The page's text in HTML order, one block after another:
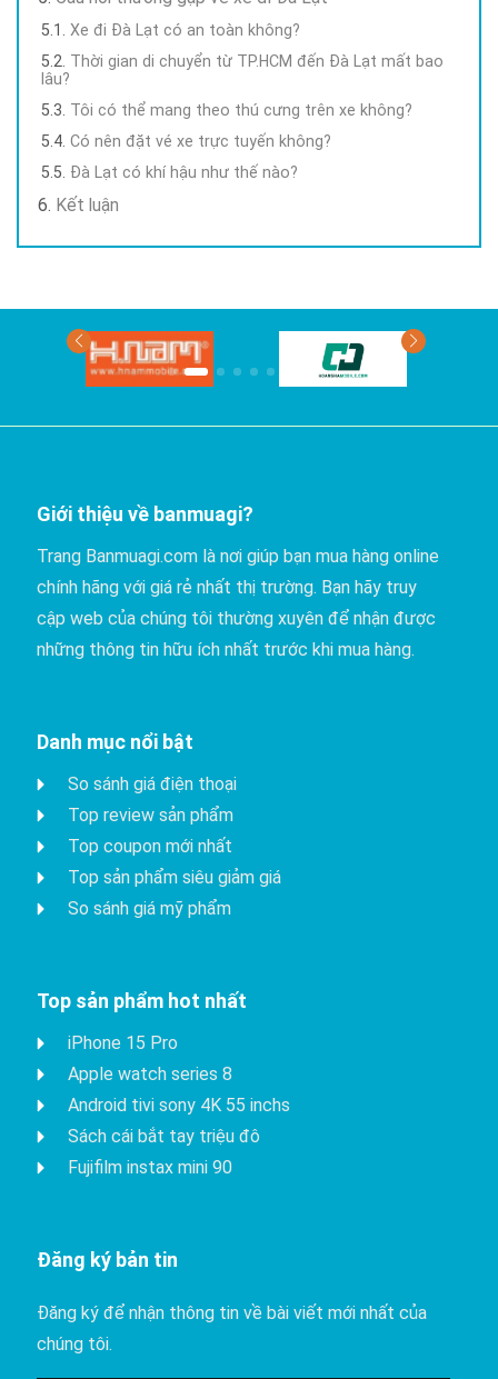
Xe đi Đà Lạt có an toàn không?
Thời gian di chuyển từ TP.HCM đến Đà Lạt mất bao
lâu?
Tôi có thể mang theo thú cưng trên xe không?
Có nên đặt vé xe trực tuyến không?
Đà Lạt có khí hậu như thế nào?
Kết luận
Giới thiệu về banmuagi?
Trang Banmuagi.com là nơi giúp bạn mua hàng online
chính hãng với giá rẻ nhất thị trường. Bạn hãy truy
cập web của chúng tôi thường xuyên để nhận được
những thông tin hữu ích nhất trước khi mua hàng.
Danh mục nổi bật
So sánh giá điện thoại
Top review sản phẩm
Top coupon mới nhất
Top sản phẩm siêu giảm giá
So sánh giá mỹ phẩm
Top sản phẩm hot nhất
iPhone 15 Pro
Apple watch series 8
Android tivi sony 4K 55 inchs
Sách cái bắt tay triệu đô
Fujifilm instax mini 90
Đăng ký bản tin
Đăng ký để nhận thông tin về bài viết mới nhất của
chúng tôi.